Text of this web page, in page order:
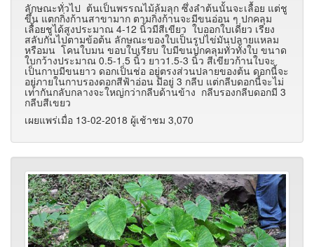
ลักษณะทั่วไป ต้นเป็นพรรณไม้ล้มลุก ซึ่งลำต้นนั้นจะเลื้อย แต่ชู
ขึ้น แตกกิ่งก้านสาขามาก ตามกิ่งก้านจะมีขนอ่อน ๆ ปกคลุม
เลื้อยชูได้สูงประมาณ 4-12 นิ้วมีสีเขียว ใบออกใบเดี่ยว เรียง
สลับกันไปตามข้อต้น ลักษณะของใบเป็นรูปไข่มันปลายแหลม
หรือมน โคนใบมน ขอบใบเรียบ ใบมีขนปกคลุมทั่วทั้งใบ ขนาด
ใบกว้างประมาณ 0.5-1.5 นิ้ว ยาว1.5-3 นิ้ว สีเขียวก้านใบจะ
เป็นกาบมีขนยาว ดอกเป็นช่อ อยู่ตรงส่วนปลายของต้น ดอกนี้จะ
อยู่ภายในกาบรองดอกสีฟ้าอ่อน มีอยู่ 3 กลีบ แต่กลีบดอกนี้จะไม่
เท่ากันกลับกลางจะใหญ่กว่ากลีบด้านข้าง กลีบรองกลีบดอกมี 3
กลีบสีเขยว
เผยแพร่เมื่อ 13-02-2018 ผู้เช้าชม 3,070